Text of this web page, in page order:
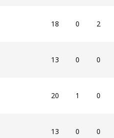
18 0 2
13 0 0
20 1 0
13 0 0